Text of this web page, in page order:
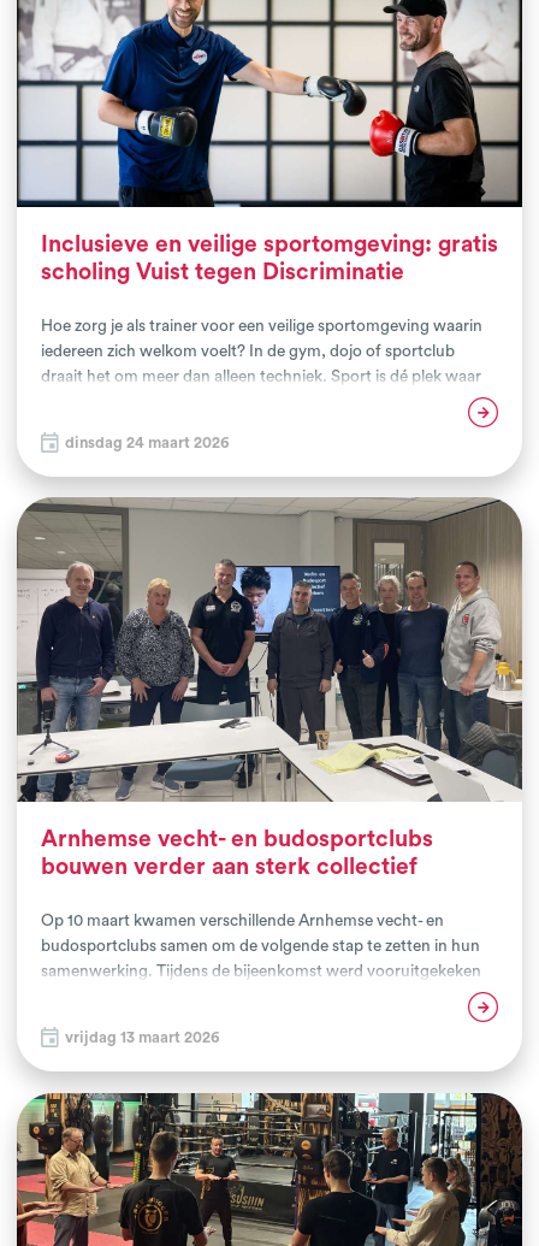
Inclusieve en veilige sportomgeving: gratis
scholing Vuist tegen Discriminatie
Hoe zorg je als trainer voor een veilige sportomgeving waarin
iedereen zich welkom voelt? In de gym, dojo of sportclub
draait het om meer dan alleen techniek. Sport is dé plek waar
scholing Vuist tegen Discriminatie leren trainers hoe zij actief
bijdragen aan een inclusieve sportclub en hoe zij discriminatie
in de sport kunnen herkennen en voorkomen.
dinsdag 24 maart 2026
Arnhemse vecht- en budosportclubs
bouwen verder aan sterk collectief
Op 10 maart kwamen verschillende Arnhemse vecht- en
budosportclubs samen om de volgende stap te zetten in hun
samenwerking. Tijdens de bijeenkomst werd vooruitgekeken
Arnhem en hoe de samenwerking tussen de clubs verder kan
worden versterkt.
vrijdag 13 maart 2026